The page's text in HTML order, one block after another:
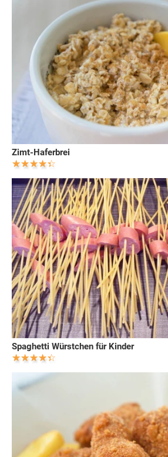
Zimt-Haferbrei
Spaghetti Würstchen für Kinder